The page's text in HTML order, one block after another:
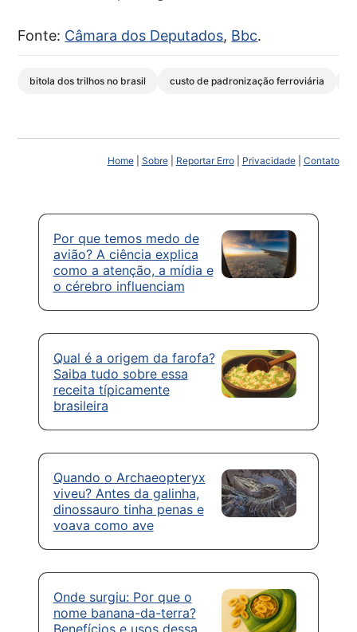
Fonte: Câmara dos Deputados, Bbc.
bitola dos trilhos no brasil custo de padronização ferroviária
Home| Sobre| Reportar Erro| Privacidade| Contato
Por que temos medo de
avião? A ciência explica
como a atenção, a mídia e
o cérebro influenciam
Qual é a origem da farofa?
Saiba tudo sobre essa
receita típicamente
brasileira
Quando o Archaeopteryx
viveu? Antes da galinha,
dinossauro tinha penas e
voava como ave
Onde surgiu: Por que o
nome banana-da-terra?
Benefícios e usos dessa